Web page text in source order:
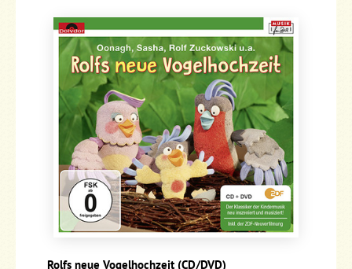
Rolfs neue Vogelhochzeit (CD/DVD)